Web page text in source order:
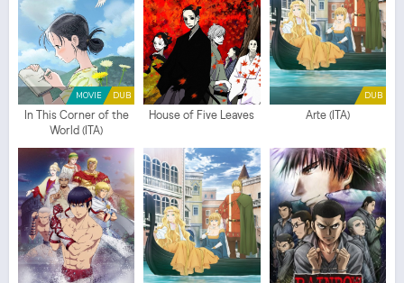
DUB
MOVIE
In This Corner of the
World (ITA)
House of Five Leaves
DUB
Arte (ITA)